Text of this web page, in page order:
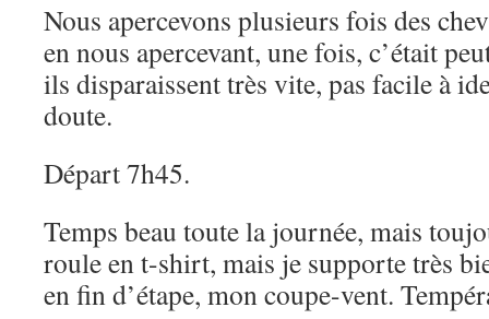
Nous apercevons plusieurs fois des
en nous apercevant, une fois, c’était
ils disparaissent très vite, pas facile à
doute.
Départ 7h45.
Temps beau toute la journée, mais
roule en t-shirt, mais je supporte très
en fin d’étape, mon coupe-vent.